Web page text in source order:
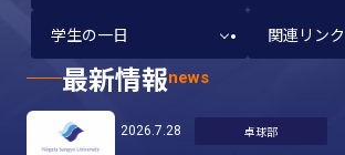
学生の一日 関連リンク
最新情報news
2026.7.28 卓球部